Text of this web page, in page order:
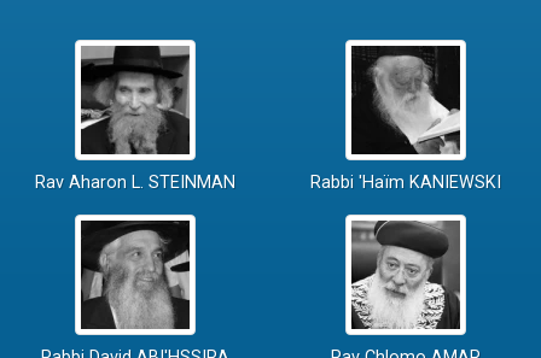
Rav Aharon L. STEINMAN Rabbi 'Haïm KANIEWSKI